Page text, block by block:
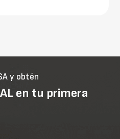
y obtén
en tu primera